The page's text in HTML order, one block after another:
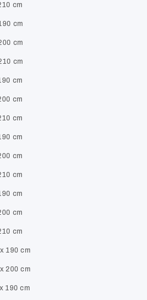
cm
cm
cm
cm
cm
cm
cm
cm
cm
cm
cm
cm
cm
190 cm
200 cm
190 cm